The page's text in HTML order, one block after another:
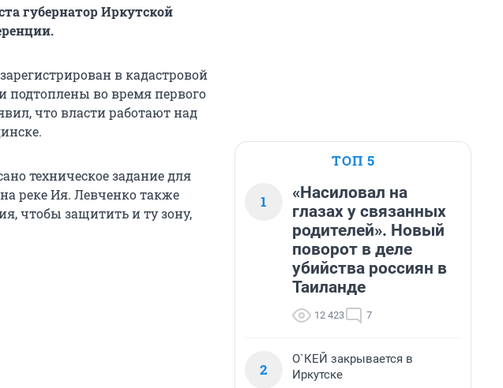
губернатор Иркутской
в кадастровой
подтоплены во время первого
что власти работают над
техническое задание для
реке Ия. Левченко также
чтобы защитить и ту зону,
ТОП 5
1
«Насиловал на
глазах у связанных
родителей». Новый
поворот в деле
убийства россиян в
Таиланде
12 423 7
2
О`КЕЙ закрывается в
Иркутске